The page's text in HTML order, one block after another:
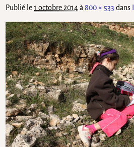
Publié le1 octobre 2014à800 × 533 dans